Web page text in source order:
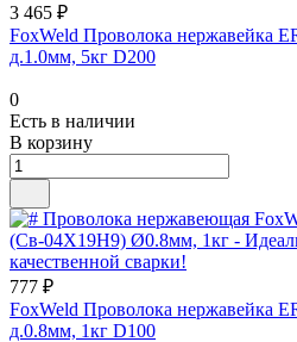
3 465 ₽
FoxWeld Проволока нержавейка
д.1.0мм, 5кг D200
0
Есть в наличии
В корзину
777 ₽
FoxWeld Проволока нержавейка
д.0.8мм, 1кг D100